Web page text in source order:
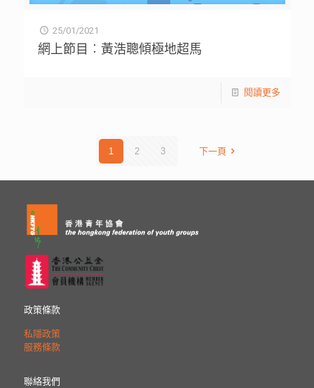
25/01/2021
網上節目︰黃浩聰傾極地超馬
閱讀更多
1 2 3 下一頁
政策條款
私隱政策
服務條款
聯絡我們